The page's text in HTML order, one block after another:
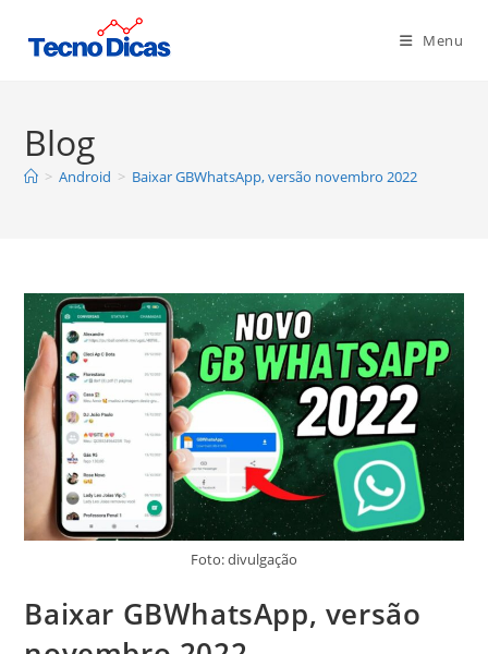
para
Menu
Blog
> Android > Baixar GBWhatsApp, versão novembro 2022
Foto: divulgação
Baixar GBWhatsApp, versão